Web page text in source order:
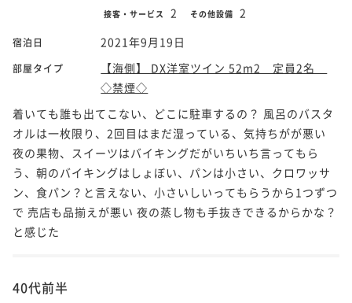
接客・サービス 2 その他設備 2
宿泊日 2021年9月19日
部屋タイプ
【海側】 DX洋室ツイン 52m2 定員2名
◇禁煙◇
着いても誰も出てこない、どこに駐車するの？ 風呂のバスタ
オルは一枚限り、2回目はまだ湿っている、気持ちがが悪い
夜の果物、スイーツはバイキングだがいちいち言ってもら
う、朝のバイキングはしょぼい、パンは小さい、クロワッサ
ン、食パン？と言えない、小さいしいってもらうから1つずつ
で 売店も品揃えが悪い 夜の蒸し物も手抜きできるからかな？
と感じた
40代前半